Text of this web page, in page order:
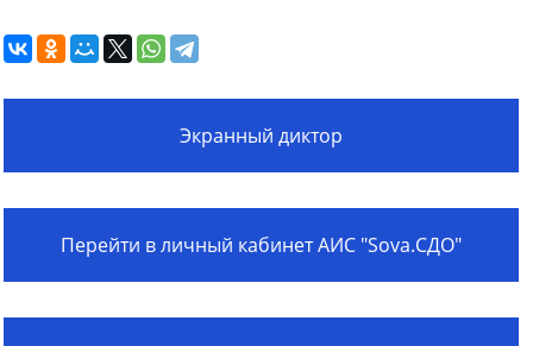
Экранный диктор
Перейти в личный кабинет АИС "Sova.СДО"